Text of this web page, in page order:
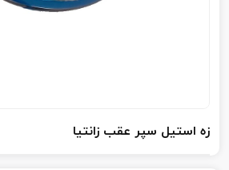
زه استیل سپر عقب زانتیا